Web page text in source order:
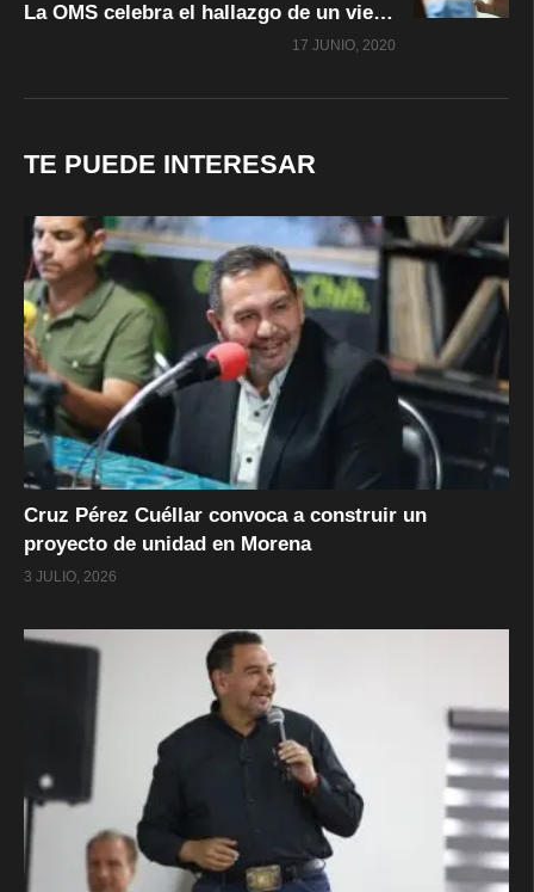
La OMS celebra el hallazgo de un viejo fármaco que cuesta 6 dólares como tratamiento exitoso para pacientes críticos de covid-19
17 JUNIO, 2020
TE PUEDE INTERESAR
Cruz Pérez Cuéllar convoca a construir un
proyecto de unidad en Morena
3 JULIO, 2026